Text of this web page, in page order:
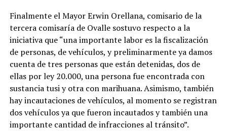
Finalmente el Mayor Erwin Orellana, comisario de la
tercera comisaría de Ovalle sostuvo respecto a la
iniciativa que “una importante labor es la fiscalización
de personas, de vehículos, y preliminarmente ya damos
cuenta de tres personas que están detenidas, dos de
ellas por ley 20.000, una persona fue encontrada con
sustancia tusi y otra con marihuana. Asimismo, también
hay incautaciones de vehículos, al momento se registran
dos vehículos ya que fueron incautados y también una
importante cantidad de infracciones al tránsito”.